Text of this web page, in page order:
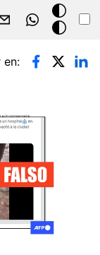
Modo
oscuro
en: